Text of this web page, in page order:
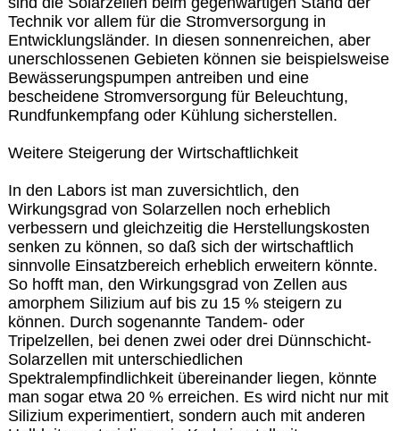
Technik vor allem für die Stromversorgung in
Entwicklungsländer. In diesen sonnenreichen, aber
unerschlossenen Gebieten können sie beispielsweise
Bewässerungspumpen antreiben und eine
bescheidene Stromversorgung für Beleuchtung,
Rundfunkempfang oder Kühlung sicherstellen.
Weitere Steigerung der Wirtschaftlichkeit
In den Labors ist man zuversichtlich, den
Wirkungsgrad von Solarzellen noch erheblich
verbessern und gleichzeitig die Herstellungskosten
senken zu können, so daß sich der wirtschaftlich
sinnvolle Einsatzbereich erheblich erweitern könnte.
So hofft man, den Wirkungsgrad von Zellen aus
amorphem Silizium auf bis zu 15 % steigern zu
können. Durch sogenannte Tandem- oder
Tripelzellen, bei denen zwei oder drei Dünnschicht-
Solarzellen mit unterschiedlichen
Spektralempfindlichkeit übereinander liegen, könnte
man sogar etwa 20 % erreichen. Es wird nicht nur mit
Silizium experimentiert, sondern auch mit anderen